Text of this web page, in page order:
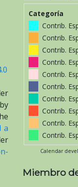
a
Categoría
Contrib.
Contrib.
Contrib.
Contrib.
Contrib.
Contrib.
Contrib.
Contrib.
Contrib.
Contrib.
Calendar
Miembro